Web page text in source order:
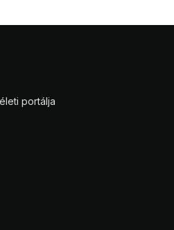
portálja